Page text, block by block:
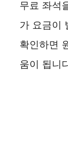
무료 좌석
가 요금이
확인하면
움이 됩니